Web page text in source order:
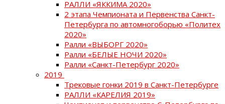
РАЛЛИ «ЯККИМА 2020»
2 этапа Чемпионата и Первенства Санкт-
Петербурга по автомногоборью «Политех
2020»
Ралли «ВЫБОРГ 2020»
Ралли «БЕЛЫЕ НОЧИ 2020»
Ралли «Санкт-Петербург 2020»
2019
Трековые гонки 2019 в Санкт-Петербурге
РАЛЛИ «КАРЕЛИЯ 2019»